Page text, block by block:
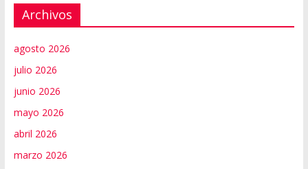
Archivos
agosto 2026
julio 2026
junio 2026
mayo 2026
abril 2026
marzo 2026